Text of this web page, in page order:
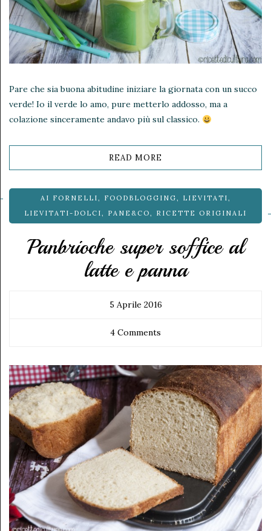
Pare che sia buona abitudine iniziare la giornata con un succo
verde! Io il verde lo amo, pure metterlo addosso, ma a
colazione sinceramente andavo più sul classico.
READ MORE
AI FORNELLI, FOODBLOGGING, LIEVITATI,
LIEVITATI-DOLCI, PANE&CO, RICETTE ORIGINALI
Panbrioche super soffice al
latte e panna
5 Aprile 2016
4 Comments